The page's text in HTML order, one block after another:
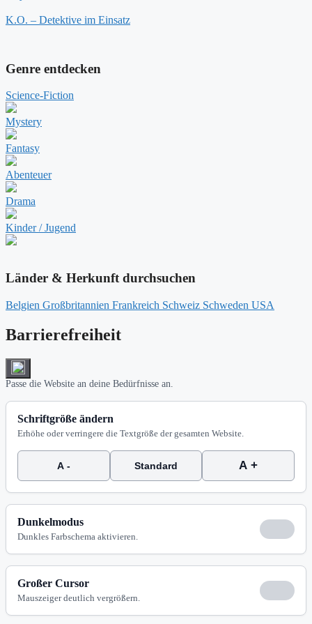
K.O. – Detektive im Einsatz
Genre entdecken
Science-Fiction
Mystery
Fantasy
Abenteuer
Drama
Kinder / Jugend
Länder & Herkunft durchsuchen
Belgien Großbritannien Frankreich Schweiz Schweden USA
Barrierefreiheit
Passe die Website an deine Bedürfnisse an.
Schriftgröße ändern
Erhöhe oder verringere die Textgröße der gesamten Website.
A - Standard A +
Dunkelmodus
Dunkles Farbschema aktivieren.
Großer Cursor
Mauszeiger deutlich vergrößern.